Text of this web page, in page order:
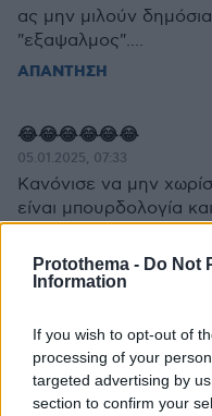
Protothema - Do Not
Information
If you wish to opt-out of
processing of your
targeted advertising by
section to confirm your
ας μην μιλούν
"εξαψαλμος"....
ΑΠΑΝΤΗΣΗ
😂😂😂😂😂😂
05.01.2025, 07:33
Κανόνισε να μην
είναι μπουρδολογία
04.01.2025, 23:14
Τζαβέλα ούτε το τόπι
έμαθες. Εμακρίναν οι
πομπές τους άιντε